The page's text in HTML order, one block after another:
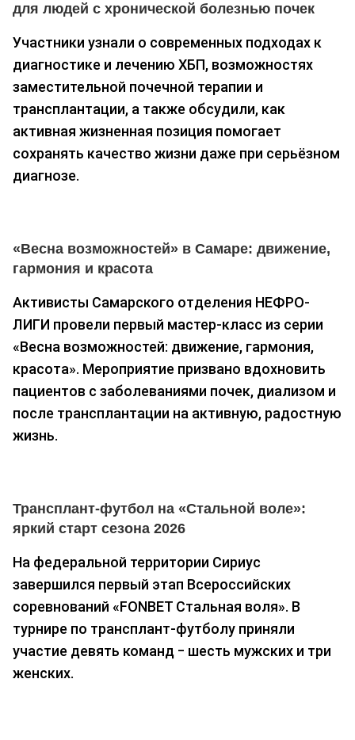
для людей с хронической болезнью почек
Участники узнали о современных подходах к
диагностике и лечению ХБП, возможностях
заместительной почечной терапии и
трансплантации, а также обсудили, как
активная жизненная позиция помогает
сохранять качество жизни даже при серьёзном
диагнозе.
«Весна возможностей» в Самаре: движение,
гармония и красота
Активисты Самарского отделения НЕФРО-
ЛИГИ провели первый мастер-класс из серии
«Весна возможностей: движение, гармония,
красота». Мероприятие призвано вдохновить
пациентов с заболеваниями почек, диализом и
после трансплантации на активную, радостную
жизнь.
Трансплант-футбол на «Стальной воле»:
яркий старт сезона 2026
На федеральной территории Сириус
завершился первый этап Всероссийских
соревнований «FONBET Стальная воля». В
турнире по трансплант-футболу приняли
участие девять команд ‒ шесть мужских и три
женских.